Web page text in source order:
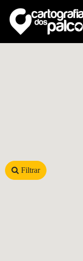
Filtrar